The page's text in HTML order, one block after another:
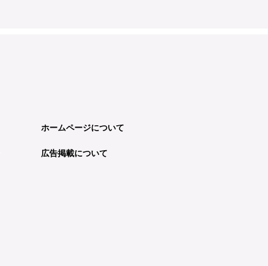
ホームページについて
広告掲載について